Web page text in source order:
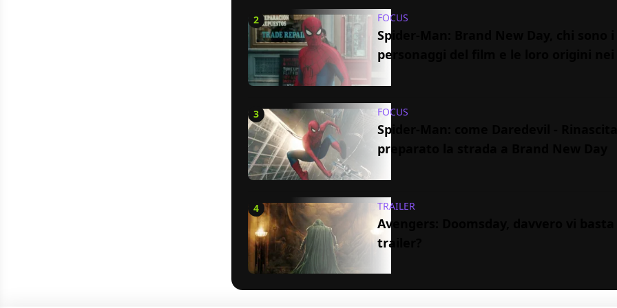
2 FOCUS
Spider-Man: Brand New Day, chi sono i
personaggi del film e le loro origini nei
3 FOCUS
Spider-Man: come Daredevil - Rinascita
preparato la strada a Brand New Day
4 TRAILER
Avengers: Doomsday, davvero vi basta
trailer?